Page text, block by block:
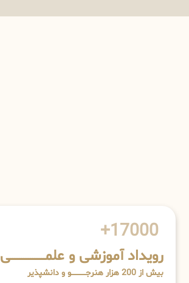
17000+
رویداد آموزشی و علمـــــــــــــــــــی
بیش از 200 هزار هنرجــــــــــــو و دانشپذیر